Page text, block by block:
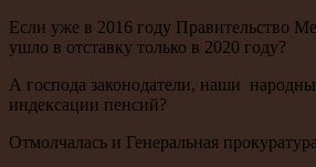
Если уже в 2016 году Правительство
ушло в отставку только в 2020 году?
А господа законодатели, наши
индексации пенсий?
Отмолчалась и Генеральная